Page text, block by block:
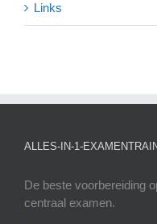
Links
ALLES-IN-1-
De beste voorbereiding
centraal examen.